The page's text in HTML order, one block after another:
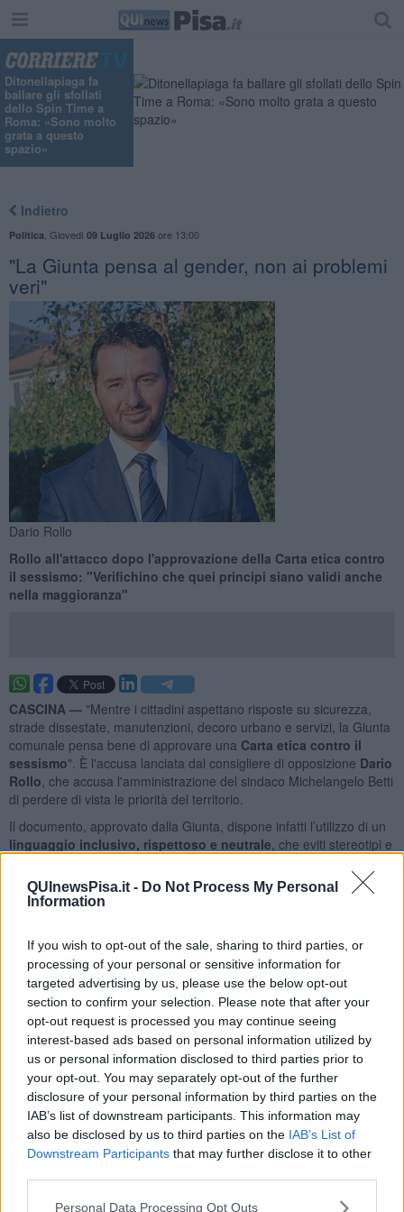
QUInewsPisa.it - Do Not Process My Personal
Information
If you wish to opt-out of the sale, sharing to third parties, or
processing of your personal or sensitive information for
targeted advertising by us, please use the below opt-out
section to confirm your selection. Please note that after your
opt-out request is processed you may continue seeing
interest-based ads based on personal information utilized by
us or personal information disclosed to third parties prior to
your opt-out. You may separately opt-out of the further
disclosure of your personal information by third parties on the
IAB’s list of downstream participants. This information may
also be disclosed by us to third parties on the IAB’s List of
Downstream Participants that may further disclose it to other
Personal Data Processing Opt Outs
Ditonellapiaga fa
ballare gli sfollati
dello Spin Time a
Roma: «Sono molto
grata a questo
spazio»
Indietro
Politica Giovedì 09 Luglio 2026ore 13:00
"La Giunta pensa al gender, non ai problemi
veri"
Dario Rollo
Rollo all'attacco dopo l'approvazione della Carta etica contro
il sessismo: "Verifichino che quei principi siano validi anche
nella maggioranza"
CASCINA — "Mentre i cittadini aspettano risposte su sicurezza,
strade dissestate, manutenzioni, decoro urbano e servizi, la Giunta
comunale pensa bene di approvare una Carta etica contro il
sessismo". È l'accusa lanciata dal consigliere di opposizione Dario
Rollo , che accusa l'amministrazione del sindaco Michelangelo Betti
di perdere di vista le priorità del territorio.
Il documento, approvato dalla Giunta, dispone infatti l’utilizzo di un
linguaggio inclusivo, rispettoso e neutrale , che eviti stereotipi e
l'impegno acontrastarequalsiasi forma di sessismo,
discriminazione, molestia o micro-aggressione.
"Introduce nei documenti ufficiali concetti come identità di genere,
non binario, micro-aggressioni e linguaggio inclusivo - ha aggiunto -
evidentemente queste sono le urgenze di Cascina. Il Comune
fa propria una precisa visione culturale, arrivando a definire
l'identità di genere come
una percezione personale che può
anche non corrispondere al sesso assegnato alla nascita
cittadini hanno il diritto di sapere cosa viene approvato in loro
nome. Perché qui non si tratta semplicemente di sostenere la
presenza delle donne nelle istituzioni, obiettivo sul quale nessuno
può avere obiezioni. Qui si sceglie invece di far entrare
ufficialmente nel Comune concetti e impostazioni che
appartengono a un preciso dibattito ideologico e culturale".
"Ancora più singolare è leggere cheil Comune potrà negare o